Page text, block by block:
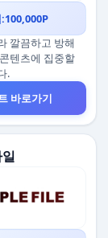
깔끔하고 방해
텐츠에 집중할
.
바로가기